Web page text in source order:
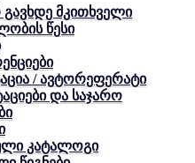
მკითხველი
წესი
/ ავტორეფერატი
და საჯარო
კატალოგი